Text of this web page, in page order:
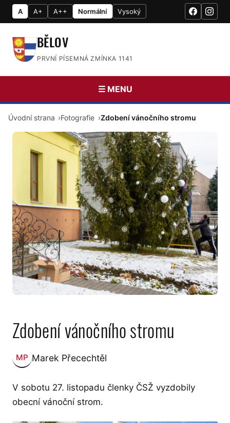
A A+ A++ Normální Vysoký
BĚLOV
PRVNÍ PÍSEMNÁ ZMÍNKA 1141
☰ MENU
Úvodní strana Fotografie Zdobení vánočního stromu
Zdobení vánočního stromu
MP Zveřejnil:
Marek Přecechtěl
V sobotu 27. listopadu členky ČSŽ vyzdobily
obecní vánoční strom.